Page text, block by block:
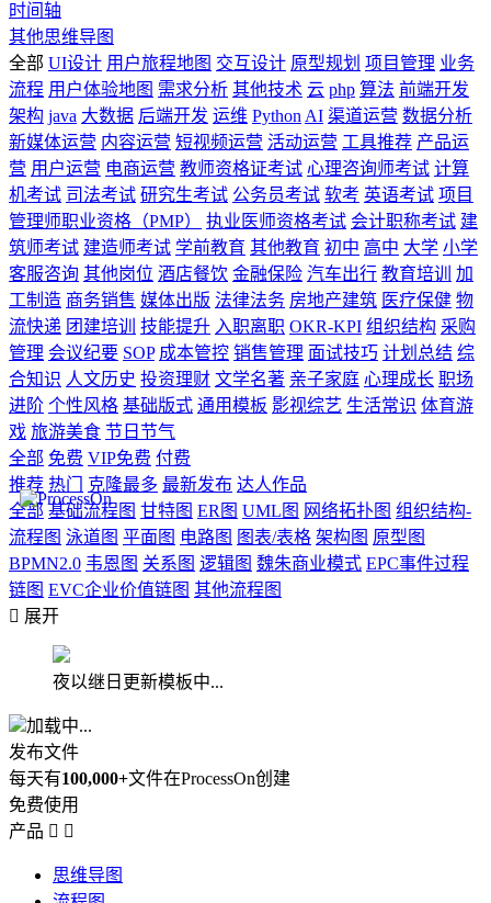
时间轴
其他思维导图
全部 UI设计 用户旅程地图 交互设计 原型规划 项目管理 业务
流程 用户体验地图 需求分析 其他技术 云 php 算法 前端开发
架构 java 大数据 后端开发 运维 Python AI 渠道运营 数据分析
新媒体运营 内容运营 短视频运营 活动运营 工具推荐 产品运
营 用户运营 电商运营 教师资格证考试 心理咨询师考试 计算
机考试 司法考试 研究生考试 公务员考试 软考 英语考试 项目
管理师职业资格（PMP）
执业医师资格考试 会计职称考试 建
筑师考试 建造师考试 学前教育 其他教育 初中 高中 大学 小学
客服咨询 其他岗位 酒店餐饮 金融保险 汽车出行 教育培训
加
工制造 商务销售 媒体出版 法律法务 房地产建筑 医疗保健 物
流快递 团建培训 技能提升 入职离职 OKR-KPI 组织结构 采购
管理 会议纪要 SOP 成本管控 销售管理 面试技巧 计划总结 综
合知识 人文历史 投资理财 文学名著 亲子家庭 心理成长 职场
进阶 个性风格 基础版式 通用模板 影视综艺 生活常识 体育游
戏 旅游美食 节日节气
全部 免费 VIP免费 付费
推荐 热门 克隆最多 最新发布 达人作品
全部 基础流程图 甘特图 ER图 UML图 网络拓扑图 组织结构-
流程图 泳道图 平面图 电路图 图表/表格 架构图 原型图
BPMN2.0 韦恩图 关系图 逻辑图 魏朱商业模式 EPC事件过程
链图 EVC企业价值链图 其他流程图
 展开
夜以继日更新模板中...
加载中...
发布文件
每天有100,000+文件在ProcessOn创建
免费使用
产品  
思维导图